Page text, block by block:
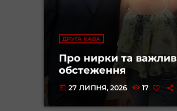
ДРУГА КАВА
Про нирки та
обстеження
today 27 ЛИПНЯ, 2026 17